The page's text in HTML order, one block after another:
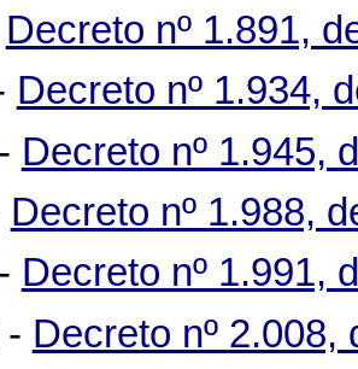
Decreto nº 1.891,
Decreto nº 1.934,
Decreto nº 1.945,
Decreto nº 1.988,
Decreto nº 1.991,
Decreto nº 2.008,